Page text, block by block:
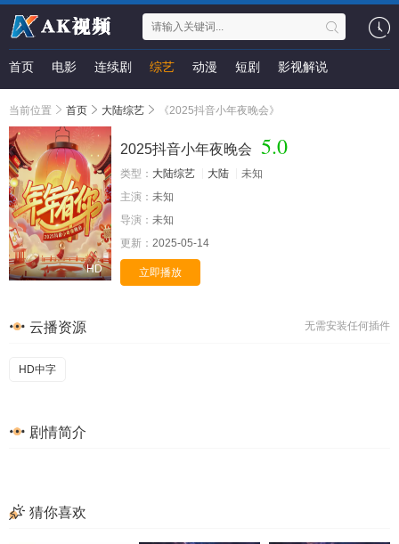
首页 电影 连续剧 综艺 动漫 短剧 影视解说
当前位置 首页 大陆综艺 《2025抖音小年夜晚会》
HD
2025抖音小年夜晚会 5.0
类型： 大陆综艺 大陆
未知
主演： 未知
导演： 未知
更新： 2025-05-14
立即播放
无需安装任何插件
云播资源
HD中字
剧情简介
猜你喜欢